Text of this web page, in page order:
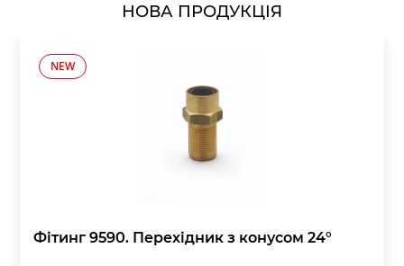
НОВА ПРОДУКЦІЯ
NEW
Фітинг 9590. Перехідник з конусом 24°